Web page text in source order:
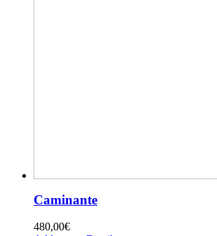
Caminante
480,00€